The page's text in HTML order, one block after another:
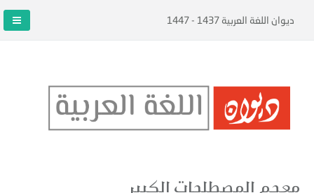
ديوان اللغة العربية 1437 - 1447
معجم المصطلحات الكبير